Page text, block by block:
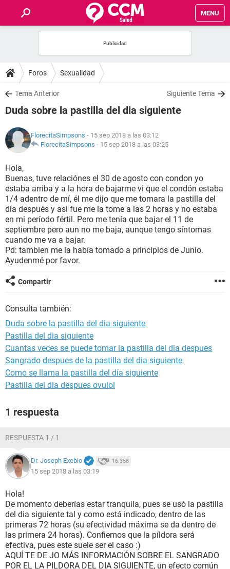
MENU
FOROS
SALUD
NUTRICIÓN
BIENESTAR
SEXUALIDAD
GLOSARIO
Foros Sexualidad
Tema Anterior Siguiente Tema
Duda sobre la pastilla del dia siguiente
FlorecitaSimpsons - 15 sep 2018 a las 03:12
FlorecitaSimpsons - 15 sep 2018 a las 03:25
Hola,
Buenas, tuve relaciónes el 30 de agosto con condon yo
estaba arriba y a la hora de bajarme vi que el condón estaba
1/4 adentro de mí, él me dijo que me tomara la pastilla del
dia después y asi fue me la tome a las 2 horas y no estaba
en mi período fértil. Pero me tenía que bajar el 11 de
septiembre pero aun no me baja, aunque tengo síntomas
cuando me va a bajar.
Pd: tambien me la había tomado a principios de Junio.
Ayudenmé por favor.
Compartir
Consulta también:
Duda sobre la pastilla del dia siguiente
Pastilla del dia siguiente
Cuantas veces se puede tomar la pastilla del dia despues
Sangrado despues de la pastilla del dia siguiente
Como se llama la pastilla del día siguiente
Pastilla del dia despues ovulol
1 respuesta
RESPUESTA 1 / 1
Dr. Joseph Exebio 16.358
15 sep 2018 a las 03:19
Hola!
De momento deberías estar tranquila, pues se usó la pastilla
del dia siguiente tal y como está indicado, dentro de las
primeras 72 horas (su efectividad máxima se da dentro de
las primera 24 horas). Confiemos que la píldora será
efectiva, pues este suele ser el caso :)
AQUÍ TE DE JO MÁS INFORMACIÓN SOBRE EL SANGRADO
POR EL LA PILDORA DEL DIA SIGUIENTE, un efecto común